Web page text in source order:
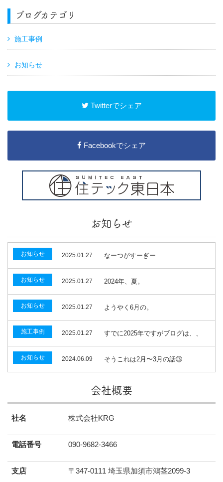
ブログカテゴリ
施工事例
お知らせ
Twitterでシェア
Facebookでシェア
お知らせ
お知らせ 2025.01.27 なーつがすーぎー
お知らせ 2025.01.27 2024年、夏。
お知らせ 2025.01.27 ようやく6月の。
施工事例 2025.01.27 すでに2025年ですがブログは、、
お知らせ 2024.06.09 そうこれは2月〜3月の話③
会社概要
社名 株式会社KRG
電話番号 090-9682-3466
支店 〒347-0111 埼玉県加須市鴻茎2099-3